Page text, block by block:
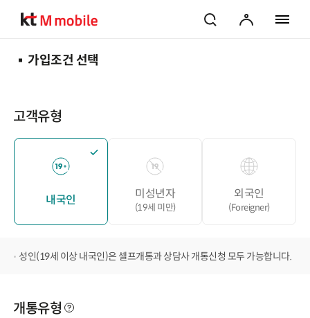
검색
마이페이지
가입조건 선택
고객유형
내국인 미성년자
(19세 미만)
외국인
(Foreigner)
성인(19세 이상 내국인)은 셀프개통과 상담사 개통신청 모두 가능합니다.
개통유형